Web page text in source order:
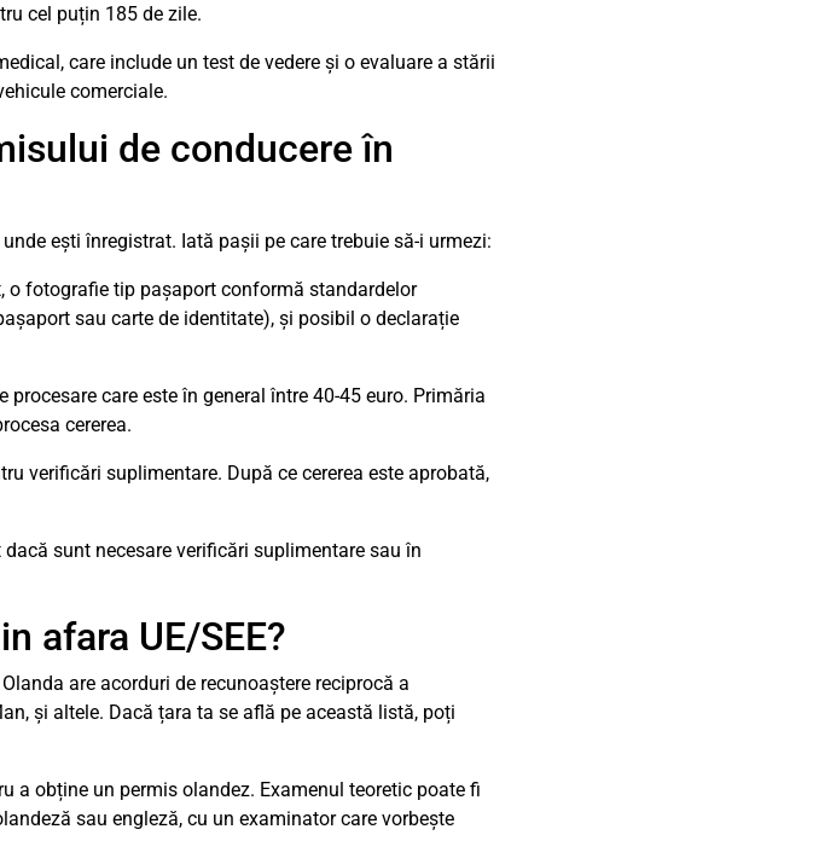
cel puțin 185 de zile.
care include un test de vedere și o evaluare a stării
comerciale.
de conducere în
ești înregistrat. Iată pașii pe care trebuie să-i urmezi:
o fotografie tip pașaport conformă standardelor
sau carte de identitate), și posibil o declarație
care este în general între 40-45 euro. Primăria
cererea.
verificări suplimentare. După ce cererea este aprobată,
sunt necesare verificări suplimentare sau în
afara UE/SEE?
are acorduri de recunoaștere reciprocă a
și altele. Dacă țara ta se află pe această listă, poți
a obține un permis olandez. Examenul teoretic poate fi
sau engleză, cu un examinator care vorbește